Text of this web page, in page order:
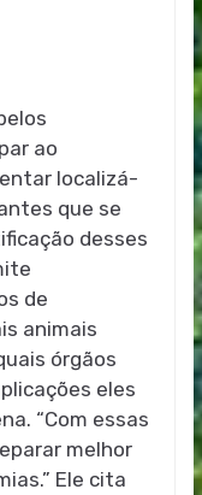
ao
localizá-
que se
desses
de
animais
órgãos
eles
“Com essas
melhor
Ele cita